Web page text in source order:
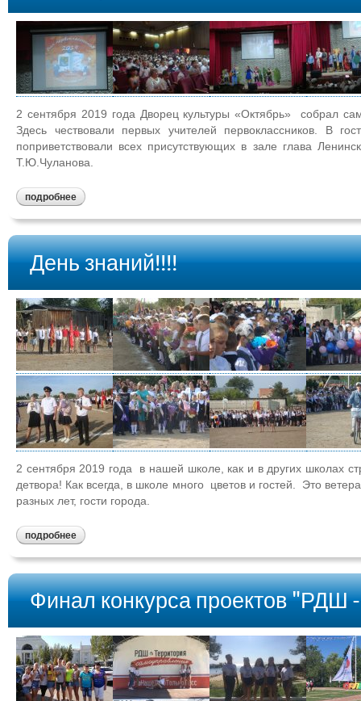
2 сентября 2019 года Дворец культуры «Октябрь» собрал
Здесь чествовали первых учителей первоклассников. В
поприветствовали всех присутствующих в зале глава
Т.Ю.Чуланова.
подробнее
День знаний!!!!
2 сентября 2019 года в нашей школе, как и в других школах
детвора! Как всегда, в школе много цветов и гостей. Это
разных лет, гости города.
подробнее
Финал конкурса проектов "РДШ